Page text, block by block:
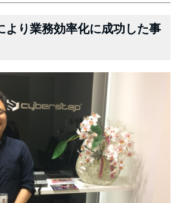
より業務効率化に成功した事